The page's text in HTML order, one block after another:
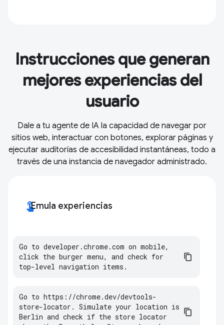
Instrucciones que generan
mejores experiencias del
usuario
Dale a tu agente de IA la capacidad de navegar por
sitios web, interactuar con botones, explorar páginas y
ejecutar auditorías de accesibilidad instantáneas, todo a
través de una instancia de navegador administrado.
touch_appEmula experiencias
Go to developer .chrome.com on mobile,
click the burger menu, and check for
top-level navigation items .
Go to https : //chrome.dev/devtools-
store-locator . Simulate your location is
Berlin and check if the store locator